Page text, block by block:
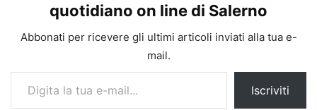
quotidiano on line di Salerno
Abbonati per ricevere gli ultimi articoli inviati alla tua e-
mail.
Digita la tua e-mail...
Iscriviti